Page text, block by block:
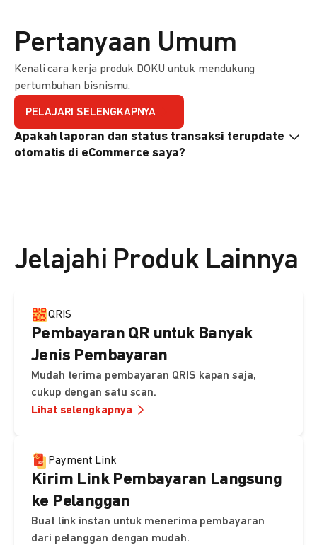
Pertanyaan Umum
Kenali cara kerja produk DOKU untuk mendukung
pertumbuhan bisnismu.
PELAJARI SELENGKAPNYA
Apakah laporan dan status transaksi terupdate
otomatis di eCommerce saya?
Jelajahi Produk Lainnya
QRIS
Pembayaran QR untuk Banyak
Jenis Pembayaran
Mudah terima pembayaran QRIS kapan saja,
cukup dengan satu scan.
Lihat selengkapnya
Payment Link
Kirim Link Pembayaran Langsung
ke Pelanggan
Buat link instan untuk menerima pembayaran
dari pelanggan dengan mudah.